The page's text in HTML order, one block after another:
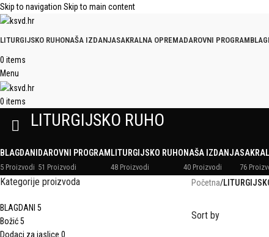
Skip to navigation Skip to main content
LITURGIJSKO RUHONAŠA IZDANJASAKRALNA OPREMADAROVNI PROGRAM
0 items
Menu
0 items
LITURGIJSKO RUHO
BLAGDANI
5 Proizvodi
DAROVNI PROGRAM
51 Proizvodi
LITURGIJSKO RUHO
48 Proizvodi
NAŠA IZDANJA
40 Proizvodi 76
Kategorije proizvoda
BLAGDANI 5
Božić5
Dodaci za jaslice 0
Početna/
Sort by